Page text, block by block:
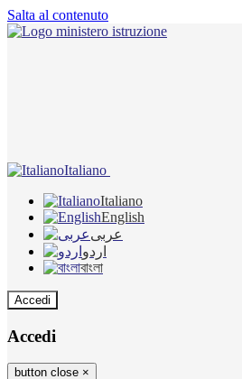
Salta al contenuto
Italiano
Italiano
English
عربى
اردو
বাংলা
Accedi
Accedi
button close ×